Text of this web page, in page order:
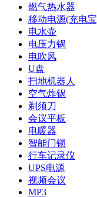
燃气热水器
移动电源(充电
电水壶
电压力锅
电吹风
U盘
扫地机器人
空气炸锅
剃须刀
会议平板
电暖器
智能门锁
行车记录仪
UPS电源
视频会议
MP3